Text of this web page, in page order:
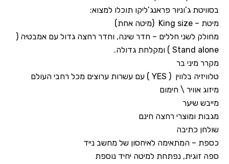
בסוויטת ג’וניור פראנג’ליקו תוכלו למצוא:
מיטת – King size (מיטה אחת)
מחולק לשני חללים – חדר שינה, וחדר רחצה גדול עם אמבטיה (
Stand alone ) ומקלחת גדולה.
מקרר מיני בר
טלוויזיה בלווין ( YES ) עם עשרות ערוצים מכל רחבי העולם
מיזוג אוויר \ חימום
מייבש שיער
מגבות ומוצרי רחצה חינם
שולחן כתיבה
כספת – המתאימה לאיחסון של מחשב נייד
ספה זוגית, נפתחת למיטה יחיד נוספת